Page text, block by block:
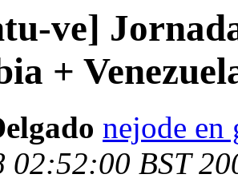
ve]
+
nejode en
02:52:00 BST